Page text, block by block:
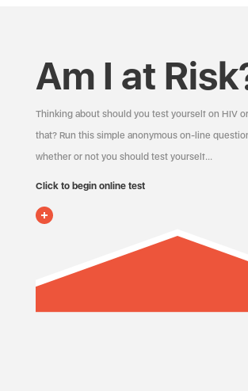
Am I at
Thinking about should you test yourself on HIV
that? Run this simple anonymous on-line
whether or not you should test yourself…
Click to begin online test